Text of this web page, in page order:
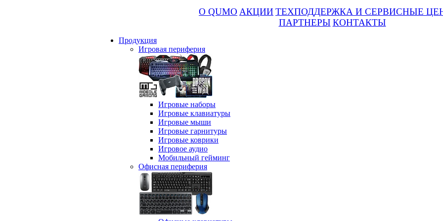
О QUMO АКЦИИ ТЕХПОДДЕРЖКА И СЕРВИСНЫЕ
ПАРТНЕРЫ КОНТАКТЫ
Продукция
Игровая периферия
Игровые наборы
Игровые клавиатуры
Игровые мыши
Игровые гарнитуры
Игровые коврики
Игровое аудио
Мобильный гейминг
Офисная периферия